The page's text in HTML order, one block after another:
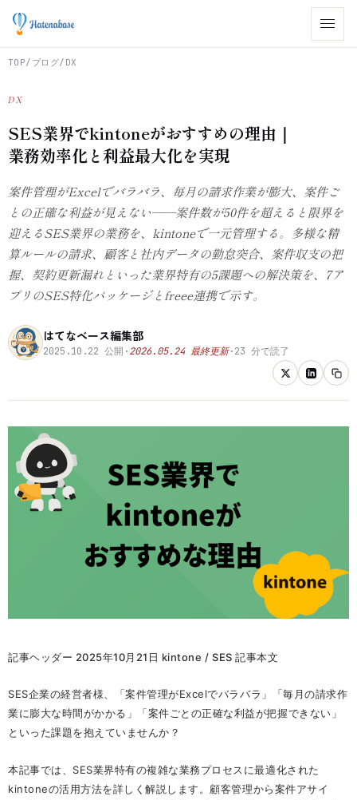
TOP/ ブログ/ DX
DX
SES業界でkintoneがおすすめの理由｜
業務効率化と利益最大化を実現
案件管理がExcelでバラバラ、毎月の請求作業が膨大、案件ご
との正確な利益が見えない——案件数が50件を超えると限界を
迎えるSES業界の業務を、kintoneで一元管理する。多様な精
算ルールの請求、顧客と社内データの勤怠突合、案件収支の把
握、契約更新漏れといった業界特有の5課題への解決策を、7ア
プリのSES特化パッケージとfreee連携で示す。
はてなベース編集部
2025.10.22 公開 ·2026.05.24最終更新·23 分で読了
記事ヘッダー 2025年10月21日 kintone / SES 記事本文
SES企業の経営者様、「案件管理がExcelでバラバラ」「毎月の請求作
業に膨大な時間がかかる」「案件ごとの正確な利益が把握できない」
といった課題を抱えていませんか？
本記事では、SES業界特有の複雑な業務プロセスに最適化された
kintoneの活用方法を詳しく解説します。顧客管理から案件アサイ